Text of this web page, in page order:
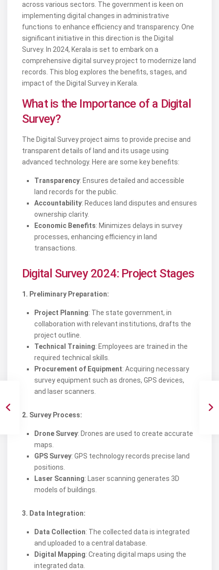
across various sectors. The government is keen on
implementing digital changes in administrative
functions to enhance efficiency and transparency. One
significant initiative in this direction is the Digital
Survey. In 2024, Kerala is set to embark on a
comprehensive digital survey project to modernize land
records. This blog explores the benefits, stages, and
impact of the Digital Survey in Kerala.
What is the Importance of a Digital
Survey?
The Digital Survey project aims to provide precise and
transparent details of land and its usage using
advanced technology. Here are some key benefits:
Transparency: Ensures detailed and accessible
land records for the public.
Accountability: Reduces land disputes and ensures
ownership clarity.
Economic Benefits: Minimizes delays in survey
processes, enhancing efficiency in land
transactions.
Digital Survey 2024: Project Stages
1. Preliminary Preparation:
Project Planning: The state government, in
collaboration with relevant institutions, drafts the
project outline.
Technical Training: Employees are trained in the
required technical skills.
Procurement of Equipment: Acquiring necessary
survey equipment such as drones, GPS devices,
and laser scanners.
2. Survey Process:
Drone Survey: Drones are used to create accurate
maps.
GPS Survey: GPS technology records precise land
positions.
Laser Scanning: Laser scanning generates 3D
models of buildings.
3. Data Integration:
Data Collection: The collected data is integrated
and uploaded to a central database.
Digital Mapping: Creating digital maps using the
integrated data.